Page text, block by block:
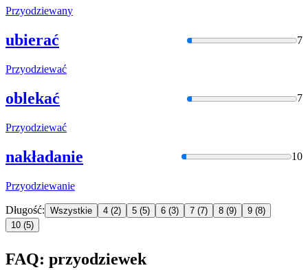
Przyodziewany
ubierać 7
Przyodziewać
oblekać 7
Przyodziewać
nakładanie 10
Przyodziewanie
Długość: Wszystkie 4 (2) 5 (5) 6 (3) 7 (7) 8 (9) 9 (8)
10 (5)
FAQ: przyodziewek